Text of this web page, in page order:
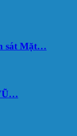
sát Mặt…